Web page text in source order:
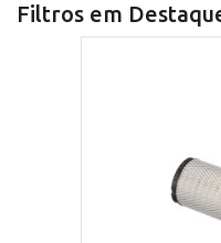
Filtros em